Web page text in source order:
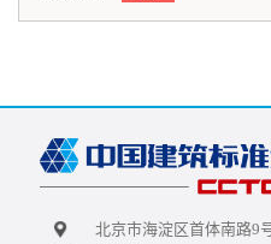
北京市海淀区首体南路9